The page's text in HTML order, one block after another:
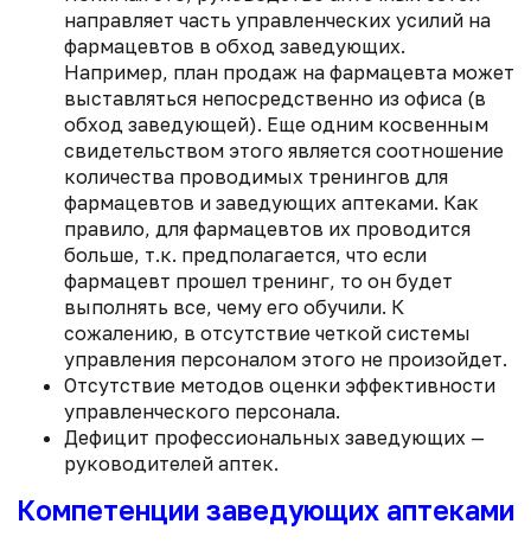
направляет часть управленческих усилий на
фармацевтов в обход заведующих.
Например, план продаж на фармацевта может
выставляться непосредственно из офиса (в
обход заведующей). Еще одним косвенным
свидетельством этого является соотношение
количества проводимых тренингов для
фармацевтов и заведующих аптеками. Как
правило, для фармацевтов их проводится
больше, т.к. предполагается, что если
фармацевт прошел тренинг, то он будет
выполнять все, чему его обучили. К
сожалению, в отсутствие четкой системы
управления персоналом этого не произойдет.
Отсутствие методов оценки эффективности
управленческого персонала.
Дефицит профессиональных заведующих —
руководителей аптек.
Компетенции заведующих аптеками